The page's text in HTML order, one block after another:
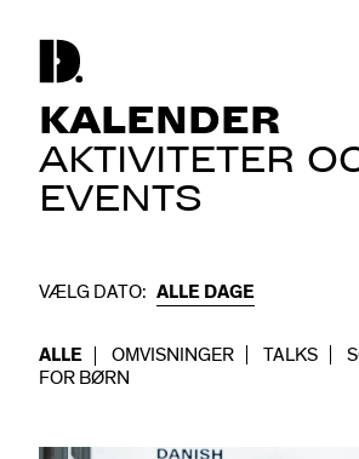
KALENDER
AKTIVITETER
EVENTS
VÆLG DATO: ALLE DAGE
ALLE OMVISNINGER TALKS
FOR BØRN